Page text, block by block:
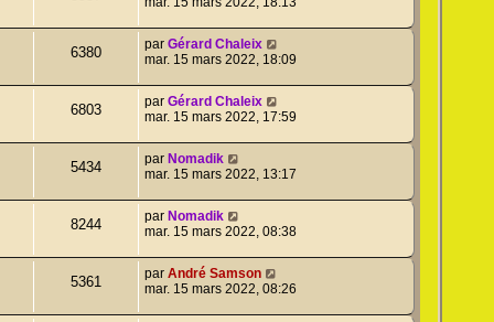
6380 par Gérard Chaleix
mar. 15 mars 2022, 18:09
6803 par Gérard Chaleix
mar. 15 mars 2022, 17:59
5434 par Nomadik
mar. 15 mars 2022, 13:17
8244 par Nomadik
mar. 15 mars 2022, 08:38
5361 par André Samson
mar. 15 mars 2022, 08:26